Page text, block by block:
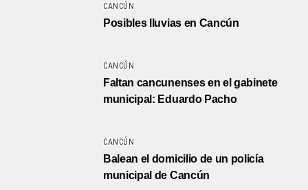
CANCÚN
Posibles lluvias en Cancún
CANCÚN
Faltan cancunenses en el gabinete
municipal: Eduardo Pacho
CANCÚN
Balean el domicilio de un policía
municipal de Cancún